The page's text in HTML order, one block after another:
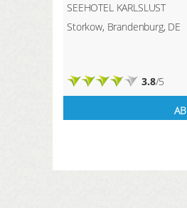
SEEHOTEL KARLSLUST
Storkow, Brandenburg, DE
3.8/5
AB